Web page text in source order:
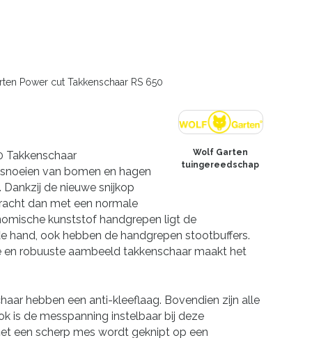
Power cut Takkenschaar RS 650
Wolf Garten
tuingereedschap
Takkenschaar
van bomen en hagen
de nieuwe snijkop
dan met een normale
kunststof handgrepen ligt de
hand, ook hebben de handgrepen stootbuffers.
robuuste aambeeld takkenschaar maakt het
hebben een anti-kleeflaag. Bovendien zijn alle
is de messpanning instelbaar bij deze
een scherp mes wordt geknipt op een